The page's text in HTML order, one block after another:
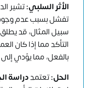
الأثر السلبي:
تفشل بسبب عدم
سبيل المثال، قد
التأكد مما إذا كان
بالفعل، مما يؤدي
الحل:تعتمددراسة